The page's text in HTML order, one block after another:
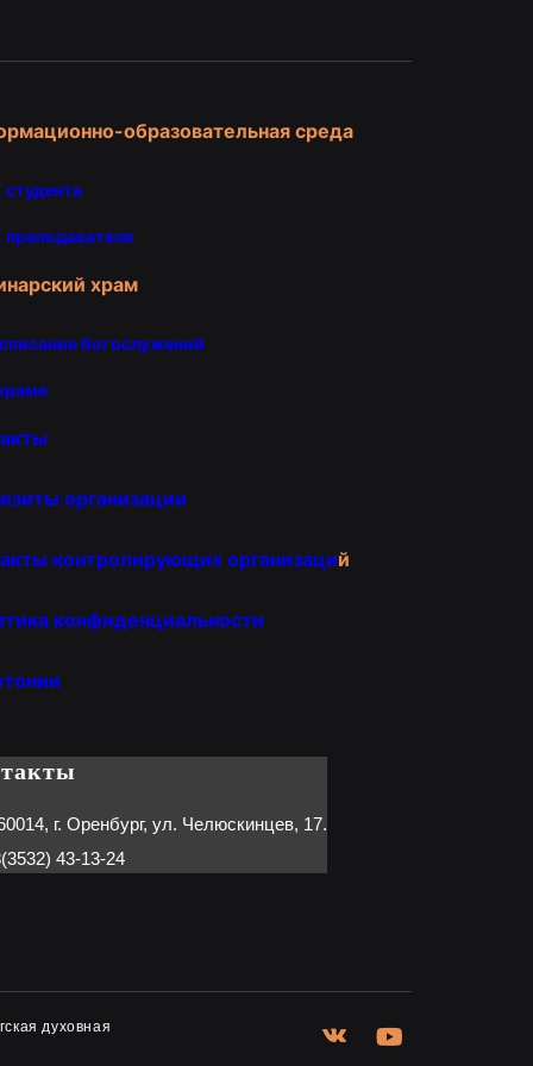
образовательная среда
храм
богослужений
организации
контролирующих организаций
конфиденциальности
г. Оренбург, ул. Челюскинцев, 17.
43-13-24
духовная